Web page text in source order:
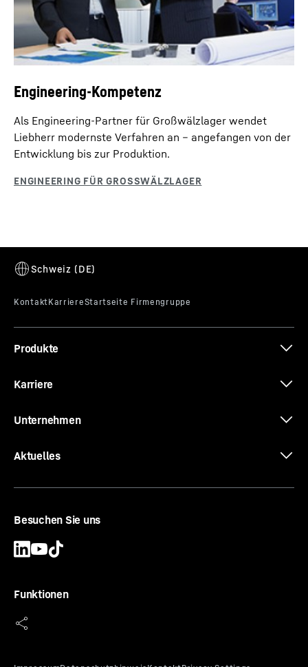
Engineering-Kompetenz
Als Engineering-Partner für Großwälzlager wendet
Liebherr modernste Verfahren an – angefangen von der
Entwicklung bis zur Produktion.
Produkte
Karriere
Unternehmen
Aktuelles
Besuchen Sie uns
Funktionen